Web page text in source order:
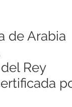
de Arabia
Rey